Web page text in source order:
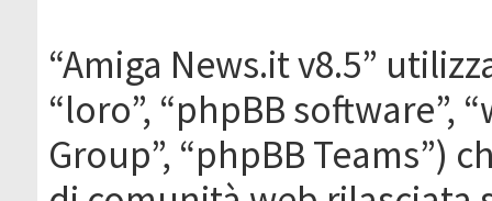
“Amiga News.it v8.5”
“loro”, “phpBB software”,
Group”, “phpBB Teams”)